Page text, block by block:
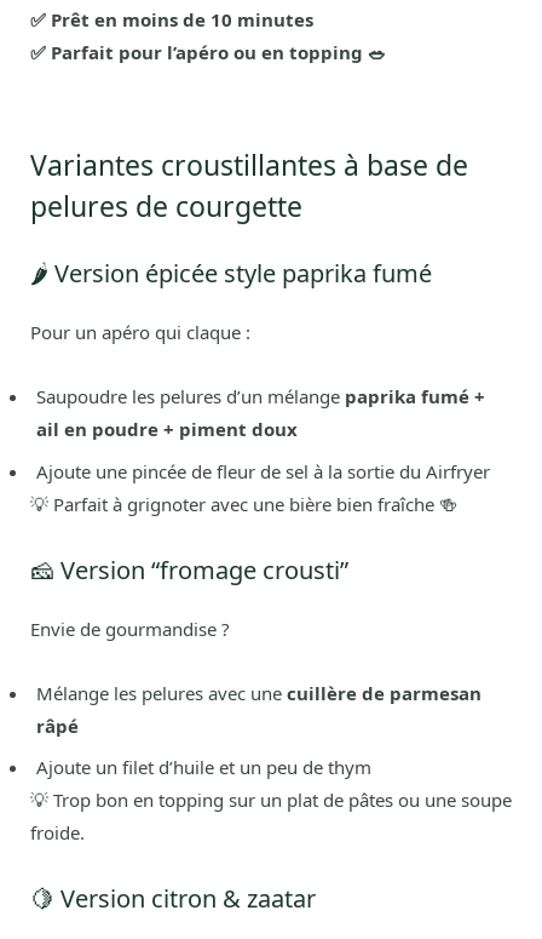
✅ Prêt en moins de 10 minutes
✅ Parfait pour l’apéro ou en topping 🥗
Variantes croustillantes à base de
pelures de courgette
🌶️ Version épicée style paprika fumé
Pour un apéro qui claque :
Saupoudre les pelures d’un mélange paprika fumé +
ail en poudre + piment doux
Ajoute une pincée de fleur de sel à la sortie du Airfryer
💡 Parfait à grignoter avec une bière bien fraîche 🍻
🧀 Version “fromage crousti”
Envie de gourmandise ?
Mélange les pelures avec une cuillère de parmesan
râpé
Ajoute un filet d’huile et un peu de thym
💡 Trop bon en topping sur un plat de pâtes ou une soupe
froide.
🍋 Version citron & zaatar